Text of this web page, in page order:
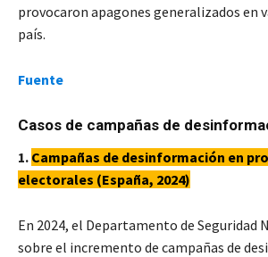
provocaron apagones generalizados en
país.
Fuente
Casos de campañas de
1. Campañas de desinformación en
electorales (España, 2024)
En 2024, el Departamento de Seguridad
sobre el incremento de campañas de